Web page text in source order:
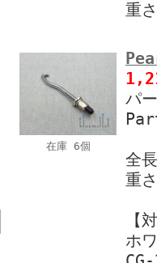
重
在庫 6個
パ
全
重
【
ホ